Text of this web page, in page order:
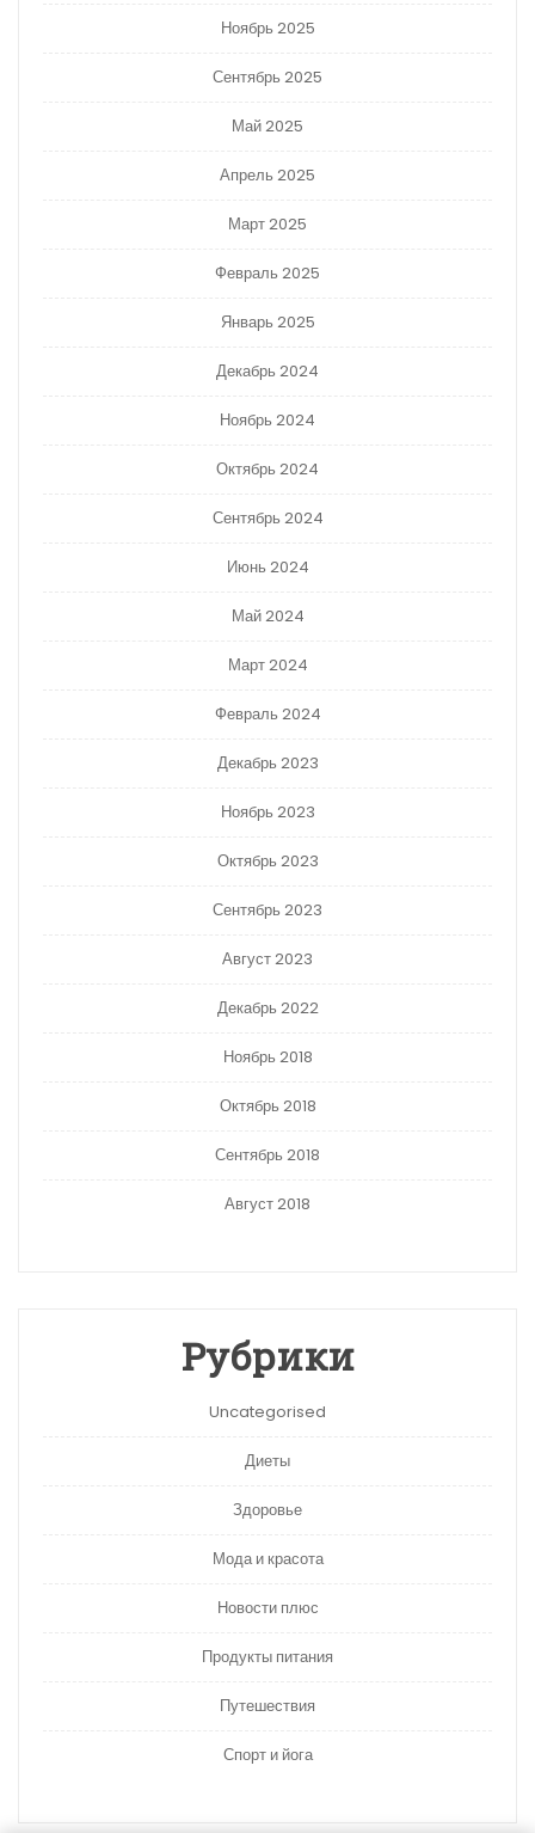
Ноябрь 2025
Сентябрь 2025
Май 2025
Апрель 2025
Март 2025
Февраль 2025
Январь 2025
Декабрь 2024
Ноябрь 2024
Октябрь 2024
Сентябрь 2024
Июнь 2024
Май 2024
Март 2024
Февраль 2024
Декабрь 2023
Ноябрь 2023
Октябрь 2023
Сентябрь 2023
Август 2023
Декабрь 2022
Ноябрь 2018
Октябрь 2018
Сентябрь 2018
Август 2018
Рубрики
Uncategorised
Диеты
Здоровье
Мода и красота
Новости плюс
Продукты питания
Путешествия
Спорт и йога